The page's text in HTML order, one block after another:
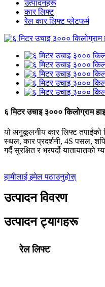
उत्पादनहरू
कार लिफ्ट
रेल कार लिफ्ट प्लेटफर्म
६ मिटर उचाइ ३००० किलोग्राम
यो अनुकूलनीय कार लिफ्ट तपाईंको
स्थल, कार प्रदर्शनी, 4S पसल,
गर्दै सुरक्षित र भरपर्दो यातायातको
हामीलाई इमेल पठाउनुहोस्
उत्पादन विवरण
उत्पादन ट्यागहरू
रेल लिफ्ट